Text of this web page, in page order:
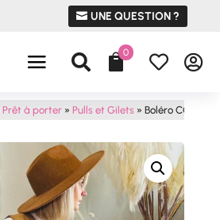
UNE QUESTION ?
 0  
Prêt à porter» Pulls et Gilets» Boléro